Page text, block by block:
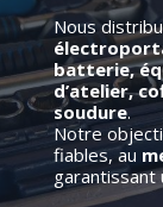
Nous
batterie,
d’atelier,
soudure.
Notre
fiables, au
garantissant